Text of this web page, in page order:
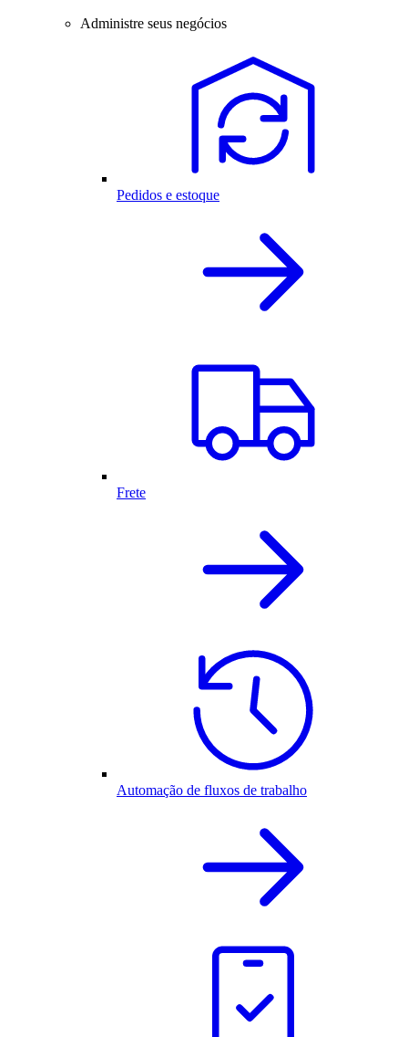
Administre seus negócios
Pedidos e estoque
Frete
Automação de fluxos de trabalho